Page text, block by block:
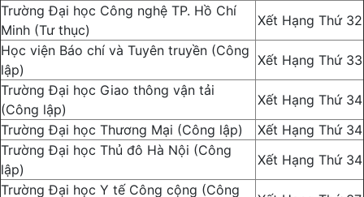
Trường Đại học Công nghệ TP. Hồ Chí
Minh (Tư thục)
Xết Hạng Thứ 32
Học viện Báo chí và Tuyên truyền (Công
lập)
Xết Hạng Thứ 33
Trường Đại học Giao thông vận tải
(Công lập)
Xết Hạng Thứ 34
Trường Đại học Thương Mại (Công lập)
Xết Hạng Thứ 34
Trường Đại học Thủ đô Hà Nội (Công
lập)
Xết Hạng Thứ 34
Trường Đại học Y tế Công cộng (Công